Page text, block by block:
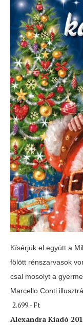
Kísérjük el együtt a
fölött rénszarvasok
csal mosolyt a
Marcello Conti
2.699.- Ft
Alexandra Kiadó